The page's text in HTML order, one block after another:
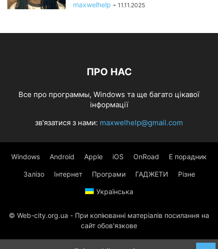
maxwelhelp - 11.11.2025
ПРО НАС
Все про программы, Windows та ще багато цікавої
інформації
зв'язатися з нами: maxwelhelp@gmail.com
Windows Android Apple iOS OnRoad Е порадник
Залізо Інтернет Програми ГАДЖЕТИ Різне
Українська
© Web-city.org.ua - При копіюванні матеріалів посилання на
сайт обов'язкове